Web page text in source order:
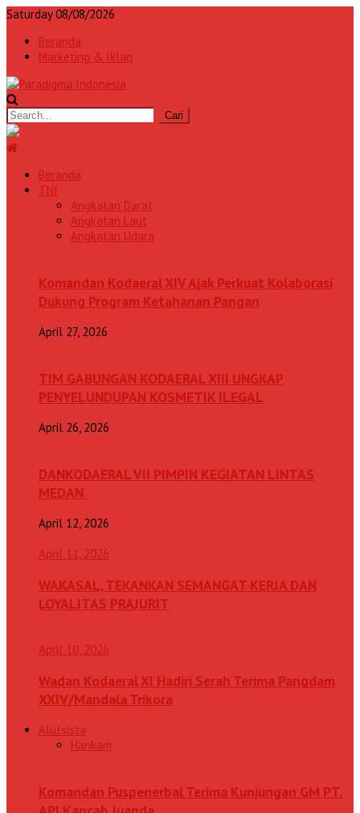
Saturday 08/08/2026
Beranda
Marketing & Iklan
Beranda
TNI
Angkatan Darat
Angkatan Laut
Angkatan Udara
Komandan Kodaeral XIV Ajak Perkuat Kolaborasi
Dukung Program Ketahanan Pangan
April 27, 2026
TIM GABUNGAN KODAERAL XIII UNGKAP
PENYELUNDUPAN KOSMETIK ILEGAL
April 26, 2026
DANKODAERAL VII PIMPIN KEGIATAN LINTAS
MEDAN
April 12, 2026
April 11, 2026
WAKASAL, TEKANKAN SEMANGAT KERJA DAN
LOYALITAS PRAJURIT
April 10, 2026
Wadan Kodaeral XI Hadiri Serah Terima Pangdam
XXIV/Mandala Trikora
Alutsista
Hankam
Komandan Puspenerbal Terima Kunjungan GM PT.